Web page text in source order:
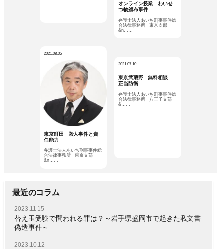
オンライン授業 わいせ
つ物頒布事件
弁護士法人あいち刑事事件総
合法律事務所 東京支部
&n……
2021.08.05
東京町田 殺人事件と責
任能力
弁護士法人あいち刑事事件総
合法律事務所 東京支部
&n……
2021.07.10
東京武蔵野 無料相談
正当防衛
弁護士法人あいち刑事事件総
合法律事務所 八王子支部
&……
最近のコラム
2023.11.15
替え玉受験で問われる罪は？～岩手県盛岡市で起きた私文書
偽造事件～
2023.10.12